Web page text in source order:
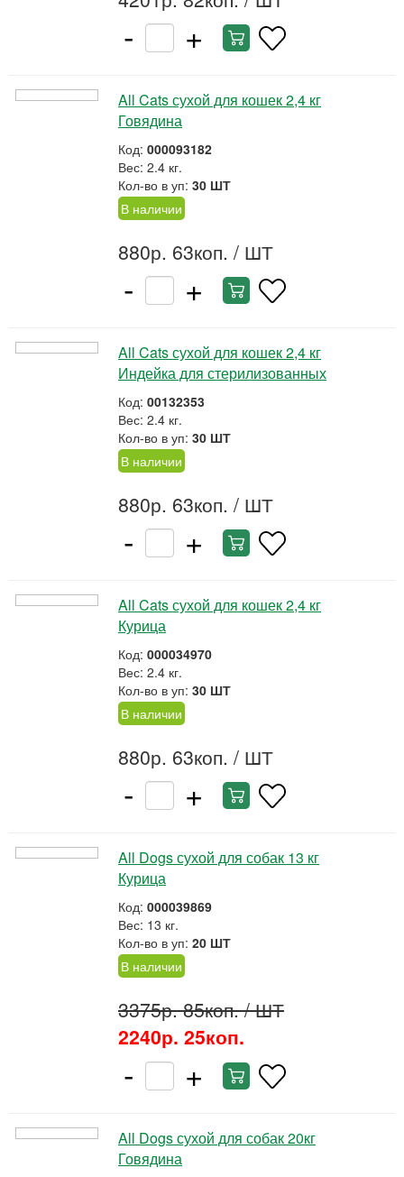
- +
All Cats сухой для кошек 2,4 кг
Говядина
Код: 000093182
Вес: 2.4 кг.
Кол-во в уп: 30 ШТ
В наличии
880р. 63коп. / ШТ
- +
All Cats сухой для кошек 2,4 кг
Индейка для стерилизованных
Код: 00132353
Вес: 2.4 кг.
Кол-во в уп: 30 ШТ
В наличии
880р. 63коп. / ШТ
- +
All Cats сухой для кошек 2,4 кг
Курица
Код: 000034970
Вес: 2.4 кг.
Кол-во в уп: 30 ШТ
В наличии
880р. 63коп. / ШТ
- +
All Dogs сухой для собак 13 кг
Курица
Код: 000039869
Вес: 13 кг.
Кол-во в уп: 20 ШТ
В наличии
3375р. 85коп./ ШТ
2240р. 25коп.
- +
All Dogs сухой для собак 20кг
Говядина